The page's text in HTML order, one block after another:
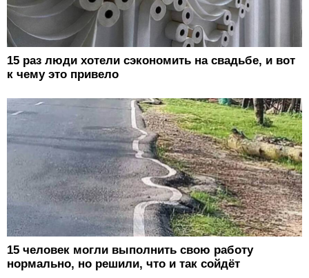
15 раз люди хотели сэкономить на свадьбе, и вот
к чему это привело
15 человек могли выполнить свою работу
нормально, но решили, что и так сойдёт